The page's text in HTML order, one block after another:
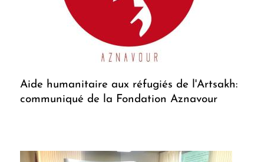
Aide humanitaire aux réfugiés de l'Artsakh:
communiqué de la Fondation Aznavour